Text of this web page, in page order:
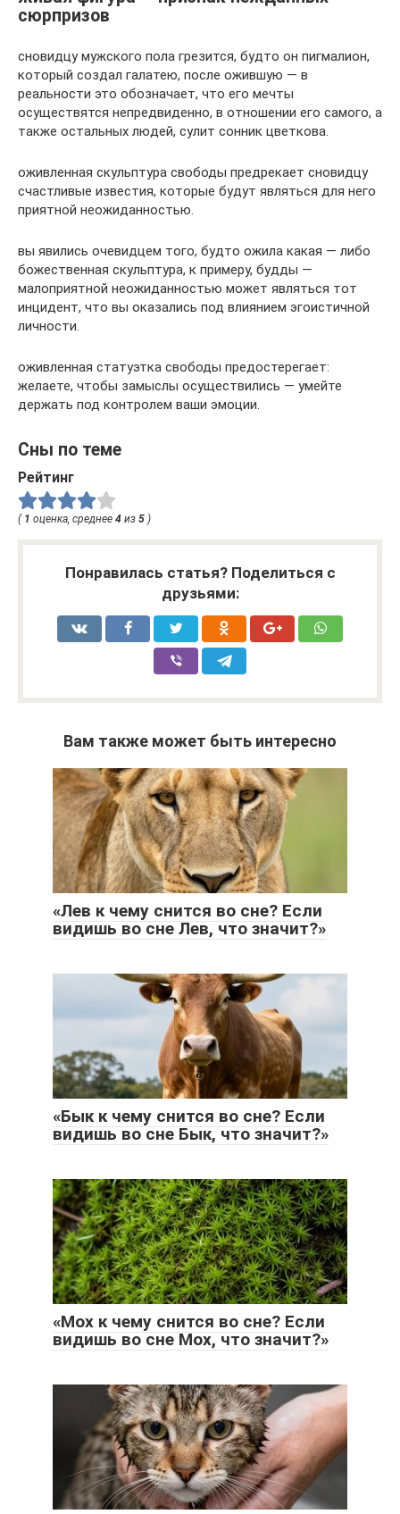
сюрпризов
сновидцу мужского пола грезится, будто он пигмалион,
который создал галатею, после ожившую — в
реальности это обозначает, что его мечты
осуществятся непредвиденно, в отношении его самого, а
также остальных людей, сулит сонник цветкова.
оживленная скульптура свободы предрекает сновидцу
счастливые известия, которые будут являться для него
приятной неожиданностью.
вы явились очевидцем того, будто ожила какая — либо
божественная скульптура, к примеру, будды —
малоприятной неожиданностью может являться тот
инцидент, что вы оказались под влиянием эгоистичной
личности.
оживленная статуэтка свободы предостерегает:
желаете, чтобы замыслы осуществились — умейте
держать под контролем ваши эмоции.
Сны по теме
Рейтинг
( 1 оценка, среднее 4 из 5 )
Понравилась статья? Поделиться с
друзьями:
Вам также может быть интересно
«Лев к чему снится во сне? Если
видишь во сне Лев, что значит?»
«Бык к чему снится во сне? Если
видишь во сне Бык, что значит?»
«Мох к чему снится во сне? Если
видишь во сне Мох, что значит?»